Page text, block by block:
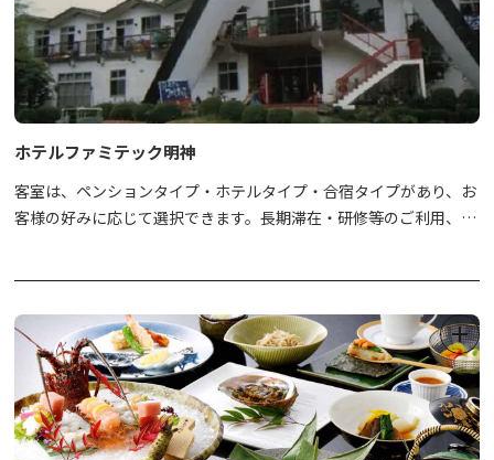
ホテルファミテック明神
客室は、ペンションタイプ・ホテルタイプ・​合宿タイプがあり、お
客様の好みに応じて選択できます。長期滞在・研修等のご利用、ス
問い合わせ下さい。（対応不可の場合あり）